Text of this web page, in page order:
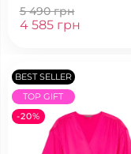
5 490 грн
4 585 грн
BEST SELLER
TOP GIFT
-20%